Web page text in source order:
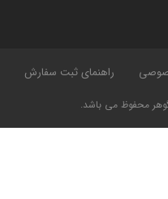
محفوظ می باشد.
راهنمای ثبت سفارش